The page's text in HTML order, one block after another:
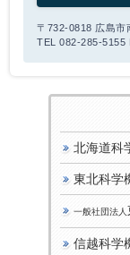
〒732-0818 広島市
TEL 082-285-5155
北海道科
東北科学
一般社団法人
信越科学